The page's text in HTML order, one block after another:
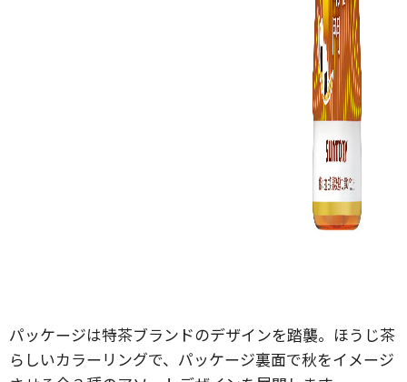
パッケージは特茶ブランドのデザインを踏襲。ほうじ茶
らしいカラーリングで、パッケージ裏面で秋をイメージ